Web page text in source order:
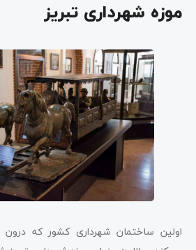
موزه شهرداری تبریز
اولین ساختمان شهرداری کشور که درون